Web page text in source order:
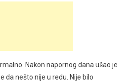
Nakon napornog dana ušao je
da nešto nije u redu. Nije bilo